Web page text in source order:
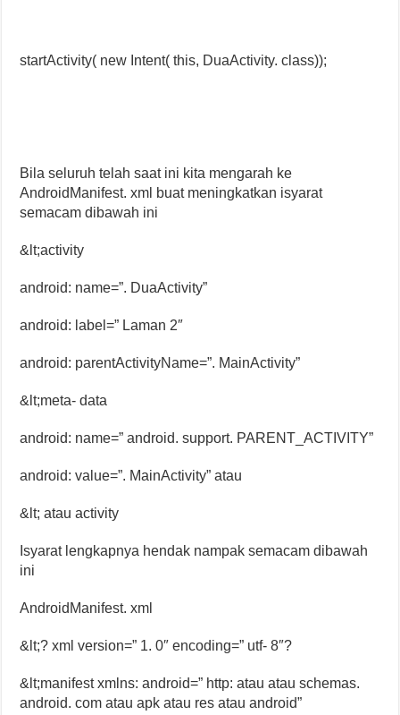
startActivity( new Intent( this, DuaActivity. class));
Bila seluruh telah saat ini kita mengarah ke
AndroidManifest. xml buat meningkatkan isyarat
semacam dibawah ini
&lt;activity
android: name=”. DuaActivity”
android: label=” Laman 2″
android: parentActivityName=”. MainActivity”
&lt;meta- data
android: name=” android. support. PARENT_ACTIVITY”
android: value=”. MainActivity” atau
&lt; atau activity
Isyarat lengkapnya hendak nampak semacam dibawah
ini
AndroidManifest. xml
&lt;? xml version=” 1. 0″ encoding=” utf- 8″?
&lt;manifest xmlns: android=” http: atau atau schemas.
android. com atau apk atau res atau android”